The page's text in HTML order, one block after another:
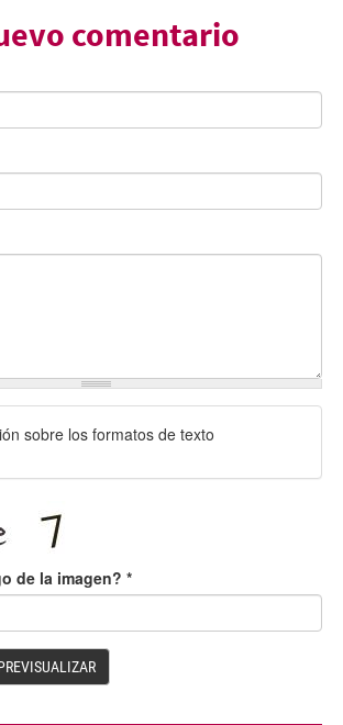
comentario
sobre los formatos de texto
de la imagen? *